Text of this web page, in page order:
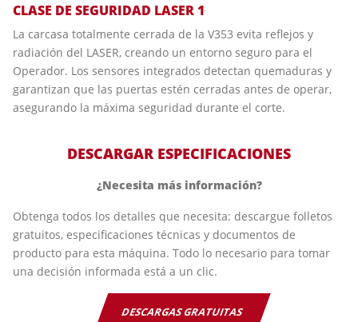
CLASE DE SEGURIDAD LASER 1
La carcasa totalmente cerrada de la V353 evita reflejos y
radiación del LASER, creando un entorno seguro para el
Operador. Los sensores integrados detectan quemaduras y
garantizan que las puertas estén cerradas antes de operar,
asegurando la máxima seguridad durante el corte.
DESCARGAR ESPECIFICACIONES
¿Necesita más información?
Obtenga todos los detalles que necesita: descargue folletos
gratuitos, especificaciones técnicas y documentos de
producto para esta máquina. Todo lo necesario para tomar
una decisión informada está a un clic.
DESCARGAS GRATUITAS